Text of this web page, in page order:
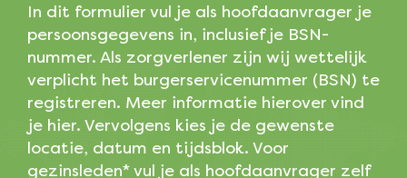
In dit formulier vul je als hoofdaanvrager je
persoonsgegevens in, inclusief je BSN-
nummer. Als zorgverlener zijn wij wettelijk
verplicht het burgerservicenummer (BSN) te
registreren. Meer informatie hierover vind
je hier. Vervolgens kies je de gewenste
locatie, datum en tijdsblok. Voor
gezinsleden* vul je als hoofdaanvrager zelf